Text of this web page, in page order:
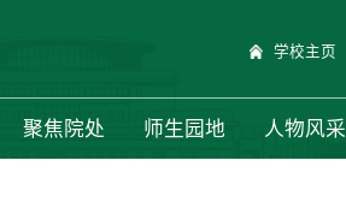
学校主页
聚焦院处 师生园地 人物风采